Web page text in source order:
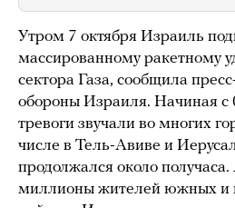
Утром 7 октября Израиль
массированному ракетному
сектора Газа, сообщила
обороны Израиля. Начиная с
тревоги звучали во многих
числе в Тель-Авиве и
продолжался около
миллионы жителей южных и